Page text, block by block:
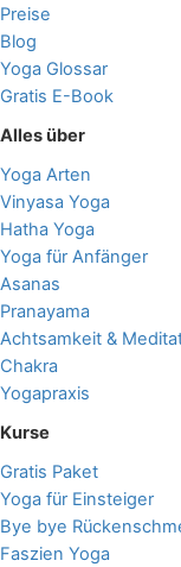
Preise
Blog
Yoga Glossar
Gratis E-Book
Alles über
Yoga Arten
Vinyasa Yoga
Hatha Yoga
Yoga für Anfänger
Asanas
Pranayama
Achtsamkeit &
Chakra
Yogapraxis
Kurse
Gratis Paket
Yoga für Einsteiger
Bye bye
Faszien Yoga